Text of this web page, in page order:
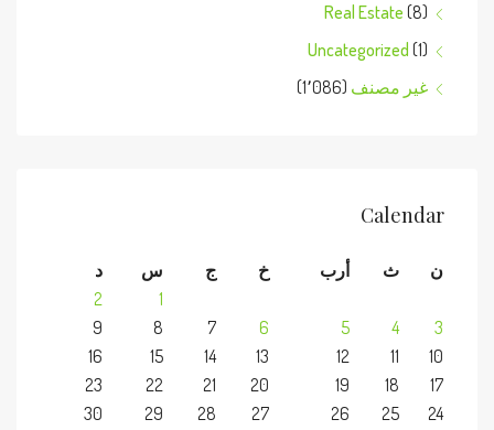
Real Estate (8)
Uncategorized (1)
غير مصنف (1٬086)
Calendar
ن ث أرب خ ج س
د
1
2
3
4
5
6
7
8
9
10
11
12
13
14
15
16
17
18
19
20
21
22
23
24
25
26
27
28
29
30